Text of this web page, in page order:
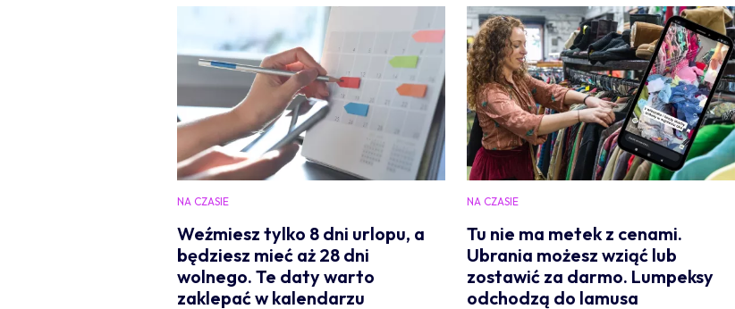
NA CZASIE
Weźmiesz tylko 8 dni urlopu, a
będziesz mieć aż 28 dni
wolnego. Te daty warto
zaklepać w kalendarzu
NA CZASIE
Tu nie ma metek z cenami.
Ubrania możesz wziąć lub
zostawić za darmo. Lumpeksy
odchodzą do lamusa